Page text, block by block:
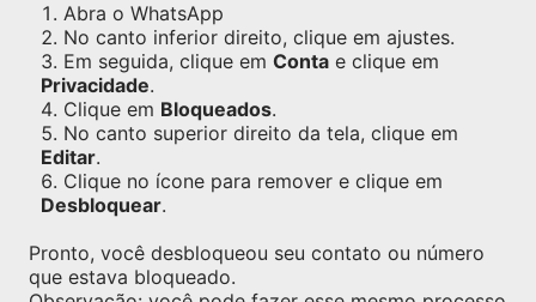
Abra o WhatsApp
No canto inferior direito, clique em ajustes.
Em seguida, clique em Conta e clique em
Privacidade.
Clique em Bloqueados.
No canto superior direito da tela, clique em
Editar.
Clique no ícone para remover e clique em
Desbloquear.
Pronto, você desbloqueou seu contato ou número
que estava bloqueado.